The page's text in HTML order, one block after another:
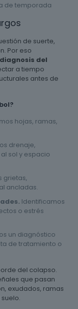
de temporada
de suerte,
Por eso
diagnosis del
a tiempo
antes de
hojas, ramas,
drenaje,
sol y espacio
grietas,
ancladas.
Identificamos
o estrés
un diagnóstico
de tratamiento o
del colapso.
que pasan
exudados, ramas